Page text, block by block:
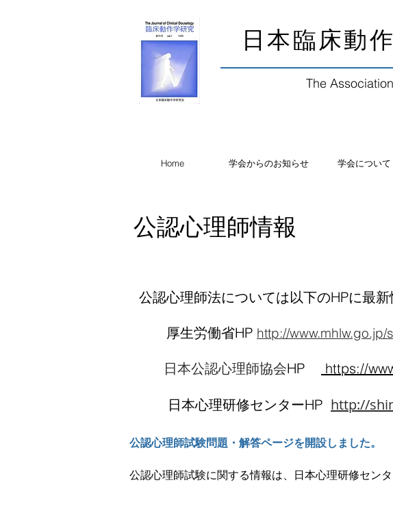
日本臨床動
The
Home 学会からのお知らせ 学会について
​公認心理師情報
公認心理師法については以下のHPに最新
厚生労働省HP http://
日本公認心理師協会HP https://
日本心理研修センターHP http://
公認心理師試験問題・解答ページを開設しました。
公認心理師試験に関する情報は、日本心理研修セン